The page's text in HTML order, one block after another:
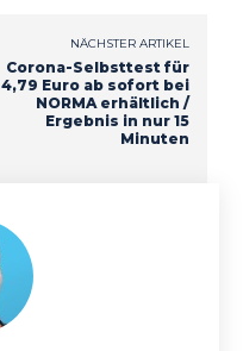
NÄCHSTER ARTIKEL
Corona-Selbsttest für
4,79 Euro ab sofort bei
NORMA erhältlich /
Ergebnis in nur 15
Minuten